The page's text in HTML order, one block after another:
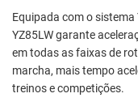
Equipada com o sistema
YZ85LW garante
em todas as faixas de
marcha, mais tempo
treinos e competições.